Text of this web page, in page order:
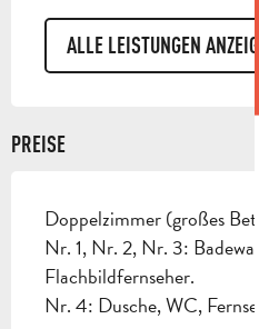
ALLE LEISTUNGEN
PREISE
Doppelzimmer (großes
Nr. 1, Nr. 2, Nr. 3:
Flachbildfernseher.
Nr. 4: Dusche, WC,